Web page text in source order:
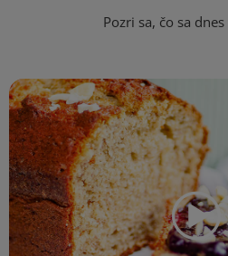
Pozri sa, čo sa